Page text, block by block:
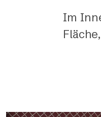
Im